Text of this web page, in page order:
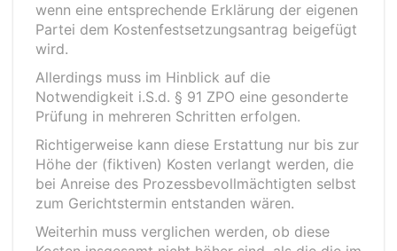
wenn eine entsprechende Erklärung der eigenen
Partei dem Kostenfestsetzungsantrag beigefügt
wird.
Allerdings muss im Hinblick auf die
Notwendigkeit i.S.d. § 91 ZPO eine gesonderte
Prüfung in mehreren Schritten erfolgen.
Richtigerweise kann diese Erstattung nur bis zur
Höhe der (fiktiven) Kosten verlangt werden, die
bei Anreise des Prozessbevollmächtigten selbst
zum Gerichtstermin entstanden wären.
Weiterhin muss verglichen werden, ob diese